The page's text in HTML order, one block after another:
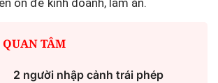
ổn để kinh doanh, làm ăn.
QUAN TÂM
2 người nhập cảnh trái phép